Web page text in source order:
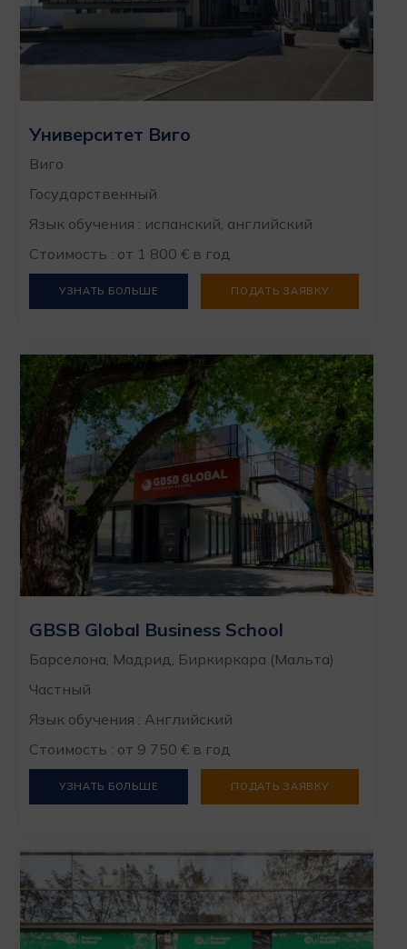
Университет Виго
Виго
Государственный
Язык обучения : испанский, английский
Стоимость : от 1 800 € в год
УЗНАТЬ БОЛЬШЕ ПОДАТЬ ЗАЯВКУ
GBSB Global Business School
Барселона, Мадрид, Биркиркара (Мальта)
Частный
Язык обучения : Английский
Стоимость : от 9 750 € в год
УЗНАТЬ БОЛЬШЕ ПОДАТЬ ЗАЯВКУ